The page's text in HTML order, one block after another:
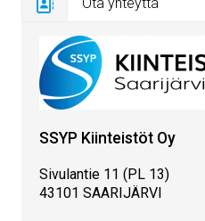
Ota yhteyttä
SSYP Kiinteistöt Oy
Sivulantie 11 (PL 13)
43101 SAARIJÄRVI